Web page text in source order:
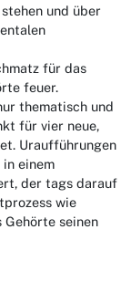
und über
für das
feuer.
thematisch und
für vier neue,
Uraufführungen
einem
der tags darauf
wie
Gehörte seinen